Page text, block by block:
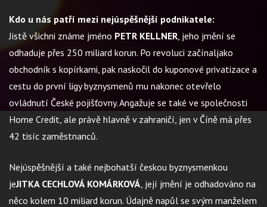
Kdo u nás patří mezi nejúspěšnější podnikatele:
Jistě všichni známe jméno PETR KELLNER, jeho jmění se
odhaduje přes 250 miliard korun. Po revoluci začínaljako
obchodník s kopírkami, pak naskočil do kuponové privatizace a
cestu do první ligy byznysmenů mu nakonec otevřelo
ovládnutí České pojišťovny. Angažuje se také ve společnosti
Home Credit, ale právě hlavně v zahraničí, jen v Číně má přes
42 tisíc zaměstnanců.
Nejúspěšnější a také nejbohatší českou byznysmenkou
jeJITKA CECHLOVÁ KOMÁRKOVÁ, její jmění je odhadováno na
něco kolem 10 miliard korun. Údajně napůl se svým manželem